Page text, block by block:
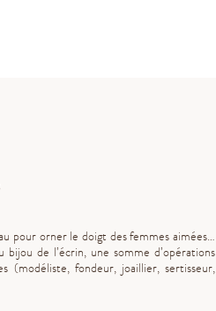
pour orner le doigt des femmes aimées…
de l’écrin, une somme d’opérations
(modéliste, fondeur, joaillier, sertisseur,